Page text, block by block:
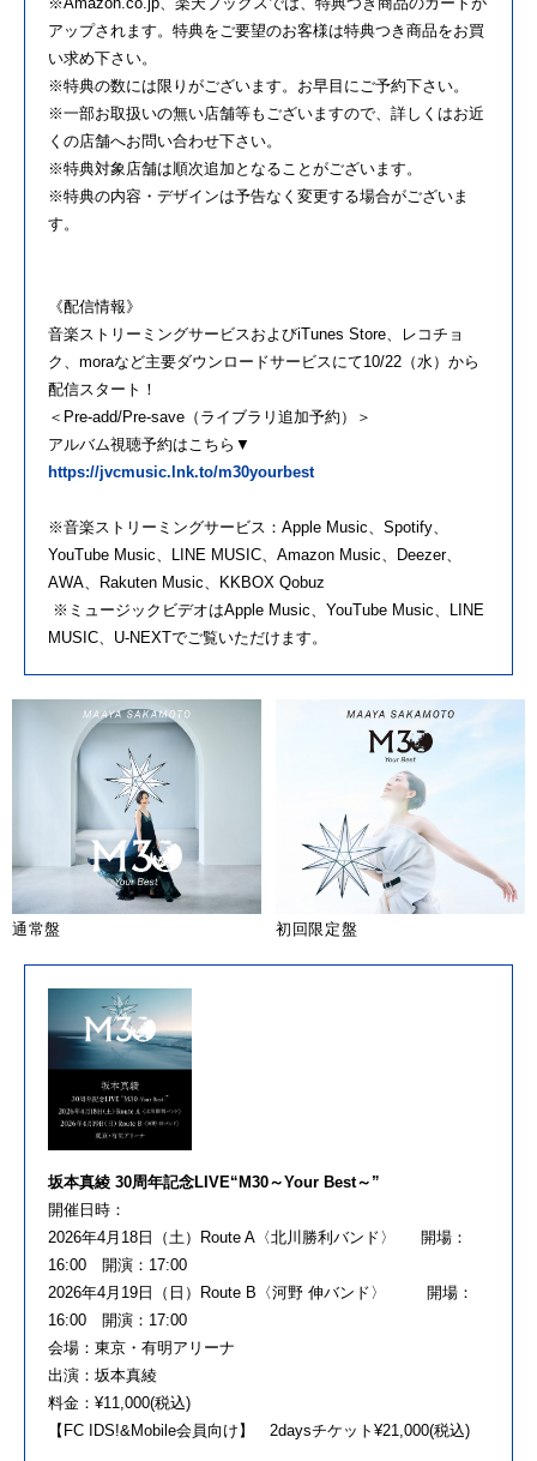
アップされます。特典をご要望のお客様は特典つき商品をお買
い求め下さい。
※特典の数には限りがございます。お早目にご予約下さい。
※一部お取扱いの無い店舗等もございますので、詳しくはお近
くの店舗へお問い合わせ下さい。
※特典対象店舗は順次追加となることがございます。
※特典の内容・デザインは予告なく変更する場合がございま
す。
《配信情報》
音楽ストリーミングサービスおよびiTunes Store、レコチョ
ク、moraなど主要ダウンロードサービスにて10/22（水）から
配信スタート！
＜Pre-add/Pre-save（ライブラリ追加予約）＞
アルバム視聴予約はこちら▼
https://jvcmusic.lnk.to/m30yourbest
※音楽ストリーミングサービス：Apple Music、Spotify、
YouTube Music、LINE MUSIC、Amazon Music、Deezer、
AWA、Rakuten Music、KKBOX Qobuz
※ミュージックビデオはApple Music、YouTube Music、LINE
MUSIC、U-NEXTでご覧いただけます。
通常盤 初回限定盤
坂本真綾 30周年記念LIVE“M30～Your Best～”
開催日時：
2026年4月18日（土）Route A〈北川勝利バンド〉 開場：
16:00 開演：17:00
2026年4月19日（日）Route B〈河野 伸バンド〉 開場：
16:00 開演：17:00
会場：東京・有明アリーナ
出演：坂本真綾
料金：¥11,000(税込)
【FC IDS!&Mobile会員向け】 2daysチケット¥21,000(税込)